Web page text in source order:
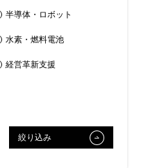
半導体・ロボット
⽔素・燃料電池
経営革新支援
絞り込み